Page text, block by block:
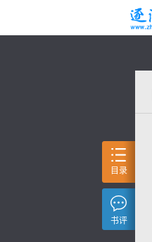
目录
书评